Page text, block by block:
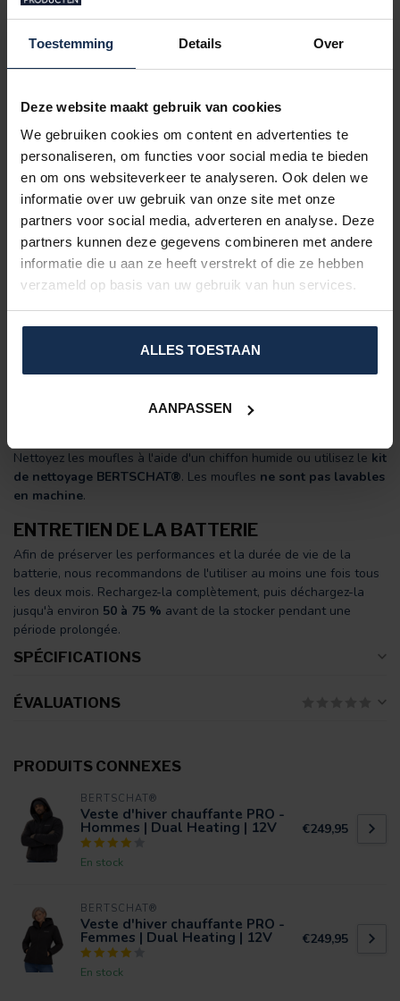
Toestemming Details Over
Deze website maakt gebruik van cookies
We gebruiken cookies om content en advertenties te
personaliseren, om functies voor social media te bieden
en om ons websiteverkeer te analyseren. Ook delen we
informatie over uw gebruik van onze site met onze
partners voor social media, adverteren en analyse. Deze
partners kunnen deze gegevens combineren met andere
informatie die u aan ze heeft verstrekt of die ze hebben
verzameld op basis van uw gebruik van hun services.
ALLES TOESTAAN
AANPASSEN
MATÉRIAUX & ENTRETIEN
L'extérieur est composé de96 % polyester et 4 % élasthanne,
associé à une isolation haut de gamme3M Thinsulate™
excellente isolation, une grande durabilité et une adhérence
Nettoyez les moufles à l'aide d'un chiffon humide ou utilisez le kit
de nettoyage BERTSCHAT®. Les moufles ne sont pas lavables
en machine.
ENTRETIEN DE LA BATTERIE
Afin de préserver les performances et la durée de vie de la
batterie, nous recommandons de l'utiliser au moins une fois tous
les deux mois. Rechargez-la complètement, puis déchargez-la
jusqu'à environ 50 à 75 % avant de la stocker pendant une
période prolongée.
SPÉCIFICATIONS
ÉVALUATIONS
PRODUITS CONNEXES
BERTSCHAT®
Veste d'hiver chauffante PRO -
Hommes | Dual Heating | 12V
En stock
€249,95
BERTSCHAT®
Veste d'hiver chauffante PRO -
Femmes | Dual Heating | 12V
En stock
€249,95